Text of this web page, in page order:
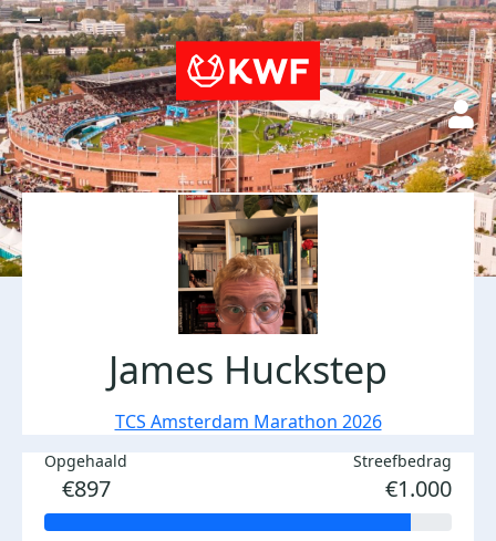
James Huckstep
TCS Amsterdam Marathon 2026
Opgehaald
€897
Streefbedrag
€1.000